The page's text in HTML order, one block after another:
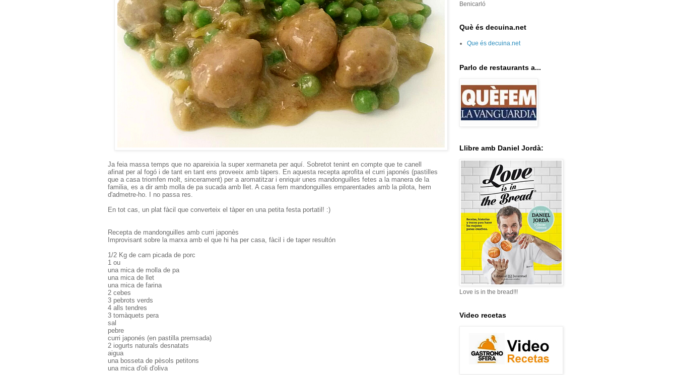
Ja feia massa temps que no apareixia la super xermaneta per aquí. Sobretot tenint en compte que te canell
afinat per al fogó i de tant en tant ens proveeix amb tàpers. En aquesta recepta aprofita el curri japonés (pastilles
que a casa triomfen molt, sincerament) per a aromatitzar i enriquir unes mandonguilles fetes a la manera de la
familia, es a dir amb molla de pa sucada amb llet. A casa fem mandonguilles emparentades amb la pilota, hem
d'admetre-ho. I no passa res.
En tot cas, un plat fàcil que converteix el tàper en una petita festa portatil! :)
Recepta de mandonguilles amb curri japonès
Improvisant sobre la marxa amb el que hi ha per casa, fàcil i de taper resultón
1/2 Kg de carn picada de porc
1 ou
una mica de molla de pa
una mica de llet
una mica de farina
2 cebes
3 pebrots verds
4 alls tendres
3 tomàquets pera
sal
pebre
curri japonés (en pastilla premsada)
2 iogurts naturals desnatats
aigua
una bosseta de pèsols petitons
una mica d'oli d'oliva
Benicarló
Què és decuina.net
Que és decuina.net
Parlo de restaurants a...
Llibre amb Daniel Jordà:
Love is in the bread!!!
Video recetas